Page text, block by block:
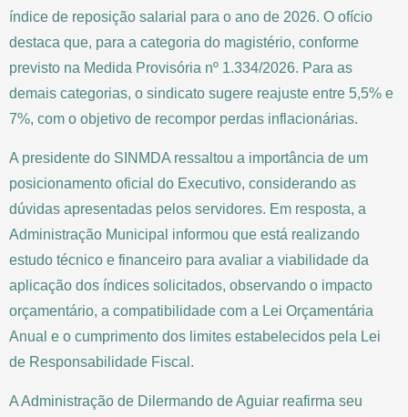
índice de reposição salarial para o ano de 2026. O ofício
destaca que, para a categoria do magistério, conforme
previsto na Medida Provisória nº 1.334/2026. Para as
demais categorias, o sindicato sugere reajuste entre 5,5% e
7%, com o objetivo de recompor perdas inflacionárias.
A presidente do SINMDA ressaltou a importância de um
posicionamento oficial do Executivo, considerando as
dúvidas apresentadas pelos servidores. Em resposta, a
Administração Municipal informou que está realizando
estudo técnico e financeiro para avaliar a viabilidade da
aplicação dos índices solicitados, observando o impacto
orçamentário, a compatibilidade com a Lei Orçamentária
Anual e o cumprimento dos limites estabelecidos pela Lei
de Responsabilidade Fiscal.
A Administração de Dilermando de Aguiar reafirma seu